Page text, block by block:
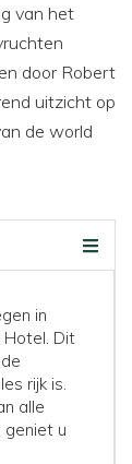
van het
door Robert
uitzicht op
de world
in
Hotel. Dit
rijk is.
alle
geniet u